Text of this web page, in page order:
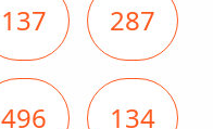
137 287
496 134